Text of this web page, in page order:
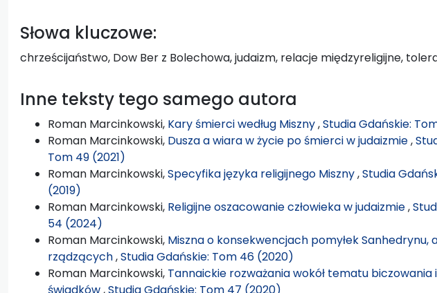
Słowa kluczowe:
chrześcijaństwo, Dow Ber z Bolechowa, judaizm, relacje międzyreligijne,
Inne teksty tego samego autora
Roman Marcinkowski, Kary śmierci według Miszny,Studia Gdańskie:
Roman Marcinkowski, Dusza a wiara w życie po śmierci w judaizmie,
Tom 49 (2021)
Roman Marcinkowski,Specyfika języka religijnego Miszny,Studia
(2019)
Roman Marcinkowski, Religijne oszacowanie człowieka w judaizmie,
54 (2024)
Roman Marcinkowski, Miszna o konsekwencjach pomyłek Sanhedrynu,
rządzących,Studia Gdańskie: Tom 46 (2020)
Roman Marcinkowski, Tannaickie rozważania wokół tematu biczowania